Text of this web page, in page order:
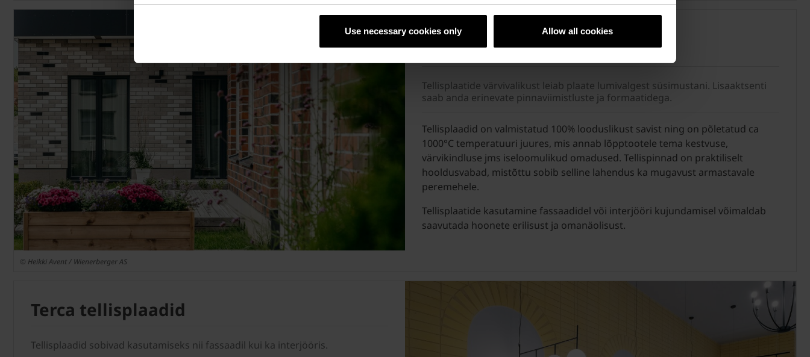
Use necessary cookies only Allow all cookies
© Heikki Avent / Wienerberger AS
Tellisplaatide omadused
Tellisplaatide värvivalikust leiab plaate lumivalgest süsimustani. Lisaaktsenti
saab anda erinevate pinnaviimistluste ja formaatidega.
Tellisplaadid on valmistatud 100% looduslikust savist ning on põletatud ca
1000°C temperatuuri juures, mis annab lõpptootele tema kestvuse,
värvikindluse jms iseloomulikud omadused. Tellispinnad on praktiliselt
hooldusvabad, mistõttu sobib selline lahendus ka mugavust armastavale
peremehele.
Tellisplaatide kasutamine fassaadidel või interjööri kujundamisel võimaldab
saavutada hoonete erilisust ja omanäolisust.
Terca tellisplaadid
Tellisplaadid sobivad kasutamiseks nii fassaadil kui ka interjööris.